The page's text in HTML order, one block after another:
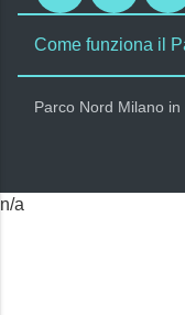
Come funziona il
Parco Nord Milano
n/a